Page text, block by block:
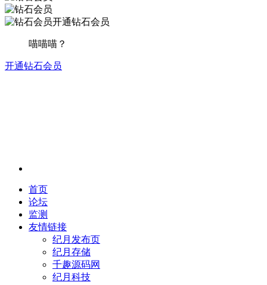
开通钻石会员
喵喵喵？
开通钻石会员
首页
论坛
监测
友情链接
纪月发布页
纪月存储
千趣源码网
纪月科技